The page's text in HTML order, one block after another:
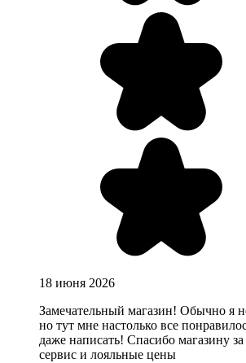
18 июня 2026
Замечательный магазин! Обычно я
но тут мне настолько все
даже написать! Спасибо магазину
сервис и лояльные цены